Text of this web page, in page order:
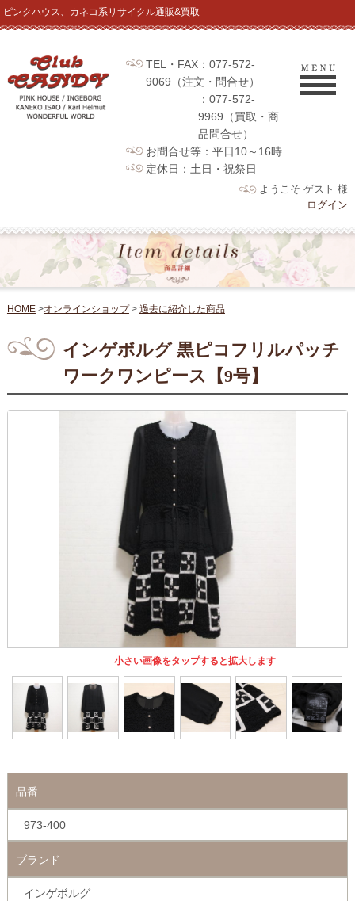
ピンクハウス、カネコ系リサイクル通販&買取
TEL・FAX：077-572-
9069（注文・問合せ）
：077-572-
9969（買取・商
品問合せ）
お問合せ等：平日10～16時
定休日：土日・祝祭日
ようこそ ゲスト 様
ログイン
HOME>オンラインショップ> 過去に紹介した商品
インゲボルグ 黒ピコフリルパッチ
ワークワンピース【9号】
小さい画像をタップすると拡大します
品番
973-400
ブランド
インゲボルグ